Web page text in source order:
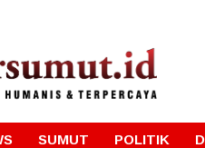
SUMUT POLITIK